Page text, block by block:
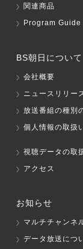
関連商品
Program
BS朝日について
会社概要
ニュースリリー
放送番組の種別
個人情報の取扱
視聴データの取
アクセス
お知らせ
マルチチャンネ
データ放送につ